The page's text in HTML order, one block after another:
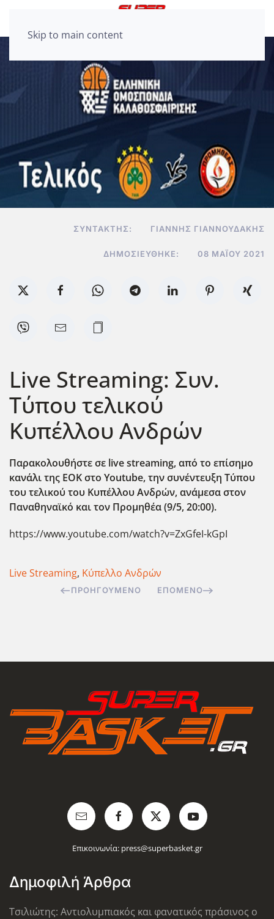
Skip to main content
ΣΥΝΤΆΚΤΗΣ: ΓΙΆΝΝΗΣ ΓΙΑΝΝΟΥΔΆΚΗΣ
ΔΗΜΟΣΙΕΎΘΗΚΕ: 08 ΜΑΪ́ΟΥ 2021
Live Streaming: Συν.
Τύπου τελικού
Κυπέλλου Ανδρών
Παρακολουθήστε σε live streaming,από το επίσημο
κανάλι της ΕΟΚ στο Youtube,την συνέντευξη Τύπου
του τελικού του Κυπέλλου Ανδρών, ανάμεσα στον
Παναθηναϊκό και τον Προμηθέα (9/5, 20:00).
https://www.youtube.com/watch?v=ZxGfeI-kGpI
Live Streaming, Κύπελλο Ανδρών
ΠΡΟΗΓΟΎΜΕΝΟ ΕΠΌΜΕΝΟ
Επικοινωνία: press@superbasket.gr
Δημοφιλή Άρθρα
Τσιλιώτης: Αντιολυμπιακός και φανατικός πράσινος ο